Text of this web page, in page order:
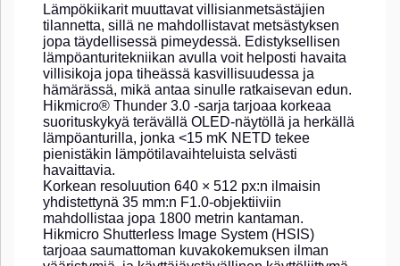
Lämpökiikarit muuttavat villisianmetsästäjien
tilannetta, sillä ne mahdollistavat metsästyksen
jopa täydellisessä pimeydessä. Edistyksellisen
lämpöanturitekniikan avulla voit helposti havaita
villisikoja jopa tiheässä kasvillisuudessa ja
hämärässä, mikä antaa sinulle ratkaisevan edun.
Hikmicro® Thunder 3.0 -sarja tarjoaa korkeaa
suorituskykyä terävällä OLED-näytöllä ja herkällä
lämpöanturilla, jonka <15 mK NETD tekee
pienistäkin lämpötilavaihteluista selvästi
havaittavia.
Korkean resoluution 640 × 512 px:n ilmaisin
yhdistettynä 35 mm:n F1.0-objektiiviin
mahdollistaa jopa 1800 metrin kantaman.
Hikmicro Shutterless Image System (HSIS)
tarjoaa saumattoman kuvakokemuksen ilman